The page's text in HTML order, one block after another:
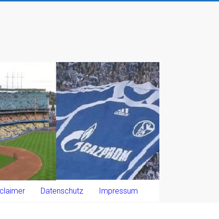
Datenschutz Impressum